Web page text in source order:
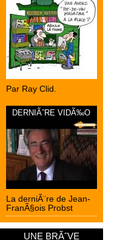
Par Ray Clid.
DERNIÃˆRE VIDÃ‰O
La derniÃ¨re de Jean-
FranÃ§ois Probst
UNE BRÃˆVE